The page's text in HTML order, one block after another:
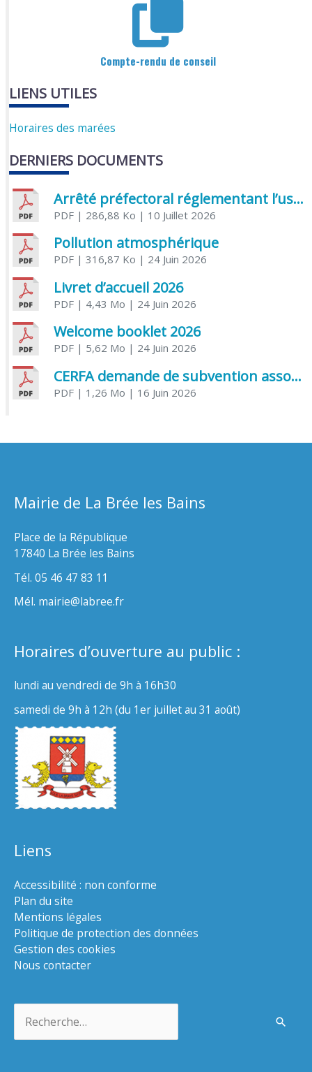
Compte-rendu de conseil
LIENS UTILES
Horaires des marées
DERNIERS DOCUMENTS
Arrêté préfectoral réglementant l’usage de l’eau
PDF| 286,88 Ko | 10 Juillet 2026
Pollution atmosphérique
PDF| 316,87 Ko | 24 Juin 2026
Livret d’accueil 2026
PDF| 4,43 Mo | 24 Juin 2026
Welcome booklet 2026
PDF| 5,62 Mo | 24 Juin 2026
CERFA demande de subvention association
PDF| 1,26 Mo | 16 Juin 2026
Mairie de La Brée les Bains
Place de la République
17840 La Brée les Bains
Tél. 05 46 47 83 11
Mél. mairie@labree.fr
Horaires d’ouverture au public :
lundi au vendredi de 9h à 16h30
samedi de 9h à 12h (du 1er juillet au 31 août)
Liens
Accessibilité : non conforme
Plan du site
Mentions légales
Politique de protection des données
Gestion des cookies
Nous contacter